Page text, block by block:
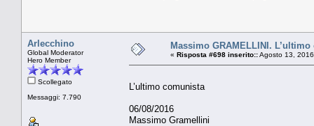
Arlecchino
Global Moderator
Hero Member
Scollegato
Messaggi: 7.790
Massimo GRAMELLINI.
« Risposta #698 inserito::Agosto 13,
L’ultimo comunista
06/08/2016
Massimo Gramellini